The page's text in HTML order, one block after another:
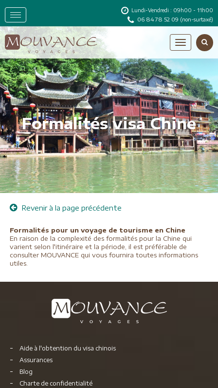
Lundi-Vendredi : 09h00 - 11h00
06 84 78 52 09 (non-surtaxé)
Formalités visa Chine
Revenir à la page précédente
Formalités pour un voyage de tourisme en Chine
En raison de la complexité des formalités pour la Chine qui
varient selon l'itinéraire et la période, il est préférable de
consulter MOUVANCE qui vous fournira toutes informations
utiles.
Aide à l'obtention du visa chinois
Assurances
Blog
Charte de confidentialité